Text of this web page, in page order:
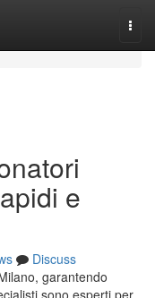
e
Discuss
garantendo
sono esperti per